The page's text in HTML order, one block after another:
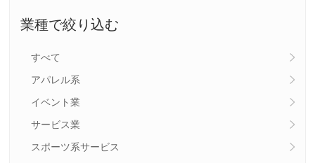
業種で絞り込む
すべて
アパレル系
イベント業
サービス業
スポーツ系サービス